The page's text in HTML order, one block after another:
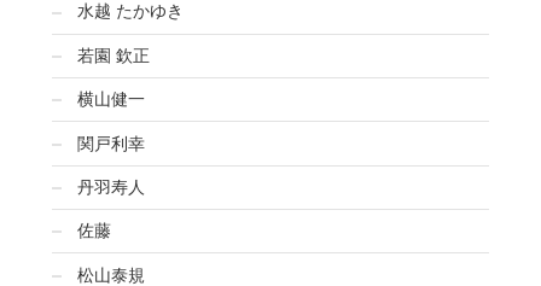
水越 たかゆき
若園 欽正
横山健一
関戸利幸
丹羽寿人
佐藤
松山泰規